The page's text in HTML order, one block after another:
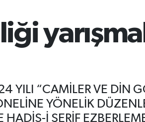
YILI “CAMİLER VE DİN
YÖNELİK
İ ŞERİF